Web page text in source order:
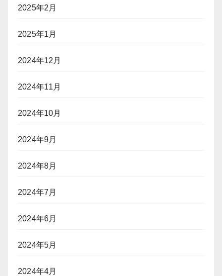
2025年2月
2025年1月
2024年12月
2024年11月
2024年10月
2024年9月
2024年8月
2024年7月
2024年6月
2024年5月
2024年4月